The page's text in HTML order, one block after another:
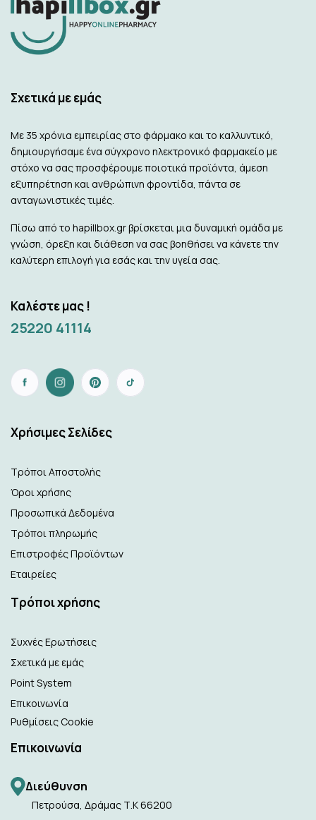
Σχετικά με εμάς
Με 35 χρόνια εμπειρίας στο φάρμακο και το καλλυντικό,
δημιουργήσαμε ένα σύγχρονο ηλεκτρονικό φαρμακείο με
στόχο να σας προσφέρουμε ποιοτικά προϊόντα, άμεση
εξυπηρέτηση και ανθρώπινη φροντίδα, πάντα σε
ανταγωνιστικές τιμές.
Πίσω από το hapillbox.gr βρίσκεται μια δυναμική ομάδα με
γνώση, όρεξη και διάθεση να σας βοηθήσει να κάνετε την
καλύτερη επιλογή για εσάς και την υγεία σας.
Καλέστε μας !
25220 41114
Xρήσιμες Σελίδες
Τρόποι Αποστολής
Όροι χρήσης
Προσωπικά Δεδομένα
Τρόποι πληρωμής
Επιστροφές Προϊόντων
Εταιρείες
Τρόποι χρήσης
Συχνές Ερωτήσεις
Σχετικά με εμάς
Point System
Επικοινωνία
Ρυθμίσεις Cookie
Επικοινωνία
Διεύθυνση
Πετρούσα, Δράμας Τ.Κ 66200